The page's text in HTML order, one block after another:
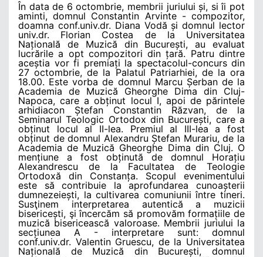
În data de 6 octombrie, membrii juriului și, si îi pot
aminti, domnul Constantin Arvinte - compozitor,
doamna conf.univ.dr. Diana Vodă și domnul lector
univ.dr. Florian Costea de la Universitatea
Națională de Muzică din București, au evaluat
lucrările a opt compozitori din țară. Patru dintre
aceștia vor fi premiați la spectacolul-concurs din
27 octombrie, de la Palatul Patriarhiei, de la ora
18.00. Este vorba de domnul Marcu Șerban de la
Academia de Muzică Gheorghe Dima din Cluj-
Napoca, care a obținut locul I, apoi de părintele
arhidiacon Ștefan Constantin Răzvan, de la
Seminarul Teologic Ortodox din București, care a
obținut locul al II-lea. Premiul al III-lea a fost
obținut de domnul Alexandru Ștefan Murariu, de la
Academia de Muzică Gheorghe Dima din Cluj. O
mențiune a fost obținută de domnul Horațiu
Alexandrescu de la Facultatea de Teologie
Ortodoxă din Constanța. Scopul evenimentului
este să contribuie la aprofundarea cunoașterii
dumnezeiești, la cultivarea comuniunii între tineri.
Susţinem interpretarea autentică a muzicii
bisericești, şi încercăm să promovăm formațiile de
muzică bisericească valoroase. Membrii juriului la
secțiunea A - interpretare sunt: domnul
conf.univ.dr. Valentin Gruescu, de la Universitatea
Națională de Muzică din București, domnul